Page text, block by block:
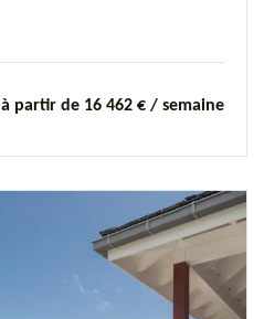
à partir de 16 462 € / semaine